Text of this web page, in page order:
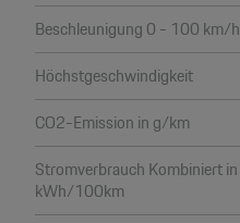
Beschleunigung 0 - 100 km/h
Höchstgeschwindigkeit
CO2-Emission in g/km
Stromverbrauch Kombiniert in
kWh/100km